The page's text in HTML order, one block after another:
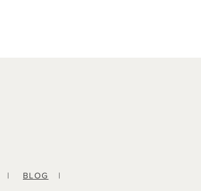
| BLOG
|